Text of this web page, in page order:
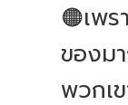
🟠เพร
ของม
พวกเ